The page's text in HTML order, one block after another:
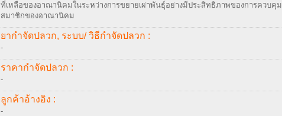
ที่เหลือของอาณานิคมในระหว่างการขยายเผ่าพันธุ์อย่างมีประสิทธิภาพของการควบคุม
สมาชิกของอาณานิคม
ยากำจัดปลวก, ระบบ/ วิธีกำจัดปลวก :
-
ราคากำจัดปลวก :
-
ลูกค้าอ้างอิง :
-